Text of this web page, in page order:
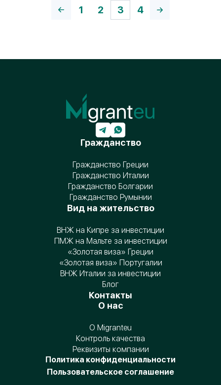
1 2 3 4
Гражданство
Гражданство Греции
Гражданство Италии
Гражданство Болгарии
Гражданство Румынии
Вид на жительство
ВНЖ на Кипре за инвестиции
ПМЖ на Мальте за инвестиции
«Золотая виза» Греции
«Золотая виза» Португалии
ВНЖ Италии за инвестиции
Блог
Контакты
О нас
О Migranteu
Контроль качества
Реквизиты компании
Политика конфиденциальности
Пользовательское соглашение